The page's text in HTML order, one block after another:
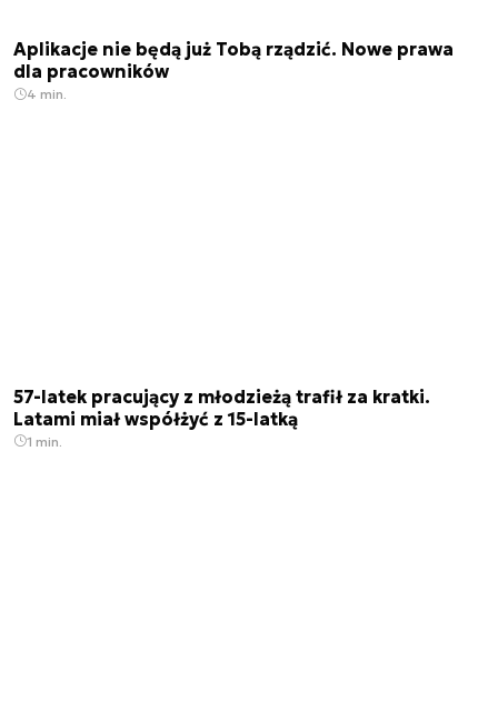
Aplikacje nie będą już Tobą rządzić. Nowe prawa
dla pracowników
4 min.
57-latek pracujący z młodzieżą trafił za kratki.
Latami miał współżyć z 15-latką
1 min.